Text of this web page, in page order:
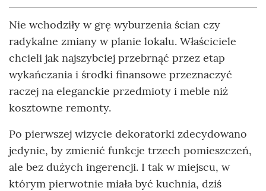
Nie wchodziły w grę wyburzenia ścian czy
radykalne zmiany w planie lokalu. Właściciele
chcieli jak najszybciej przebrnąć przez etap
wykańczania i środki finansowe przeznaczyć
raczej na eleganckie przedmioty i meble niż
kosztowne remonty.
Po pierwszej wizycie dekoratorki zdecydowano
jedynie, by zmienić funkcje trzech pomieszczeń,
ale bez dużych ingerencji. I tak w miejscu, w
którym pierwotnie miała być kuchnia, dziś